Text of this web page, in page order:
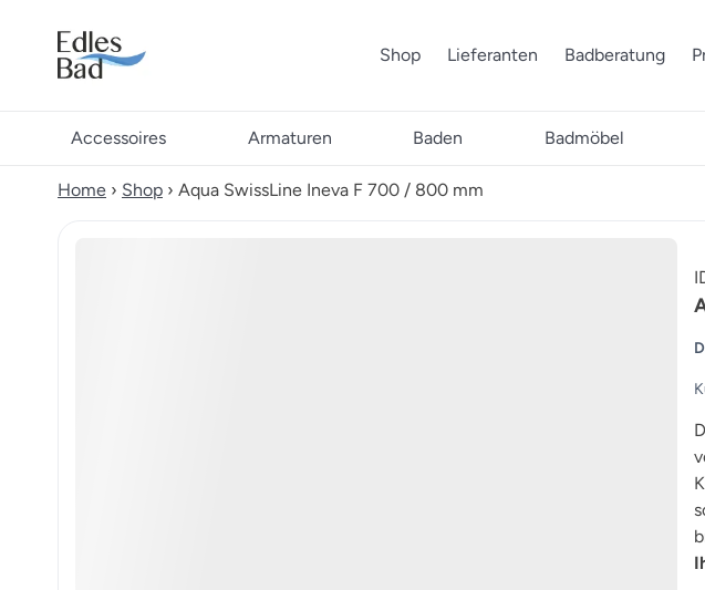
Shop Lieferanten Badberatung
Accessoires Armaturen Baden Badmöbel
Home › Shop › Aqua SwissLine Ineva F 700 / 800 mm